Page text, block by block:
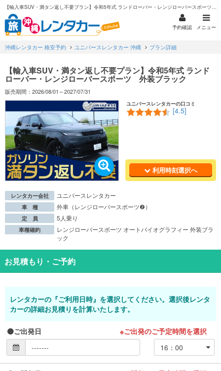
【輸入車SUV・満タン返し不要プラン】令和5年式 ランドローバー・レンジローバースポーツ 外装ブラック
予約確認 メニュー
沖縄レンタカー 格安予約 ユニバースレンタカー 沖縄 プラン詳細
【輸入車SUV・満タン返し不要プラン】令和5年式 ランド
ローバー・レンジローバースポーツ 外装ブラック
販売期間：2026/08/01～2027/07/31
ユニバースレンタカーの口コミ
[4.5]
利用時刻選択へ
レンタカー会社 ユニバースレンタカー
車 種 外車（レンジローバースポーツ❷）
定 員 5人乗り
車種確約
レンジローバースポーツ オートバイオグラフィー 外装ブラ
ック
お見積もり・ご予約
レンタカーの『ご利用日時』を選択してください。選択後レンタ
カーの詳細お見積りを計算いたします。
ご出発日 ※ご出発のご予定時間を選択